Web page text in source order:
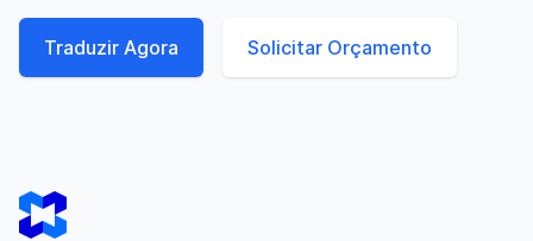
Traduzir Agora Solicitar Orçamento